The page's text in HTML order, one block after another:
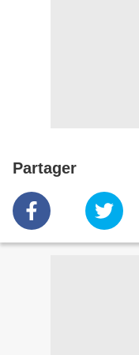
Partager